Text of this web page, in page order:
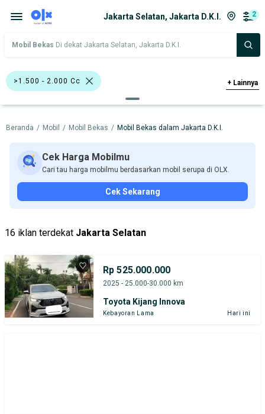
Jakarta Selatan, Jakarta D.K.I. 2
Mobil Bekas Di dekat Jakarta Selatan, Jakarta D.K.I.
>1.500 - 2.000 Cc
Bursa Mobil Permata Hijau
Harga Merek Dan Model Tahun
Tipe Bodi Tipe Membership
+ Lainnya
Beranda / Mobil / Mobil Bekas / Mobil Bekas dalam Jakarta D.K.I.
Cek Harga Mobilmu
Cari tau harga mobilmu berdasarkan mobil serupa di OLX.
Cek Sekarang
16 iklan terdekat Jakarta Selatan
Rp 525.000.000
2025 - 25.000-30.000 km
Toyota Kijang Innova
Kebayoran Lama Hari ini